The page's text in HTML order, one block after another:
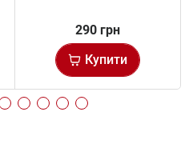
290 грн
Купити